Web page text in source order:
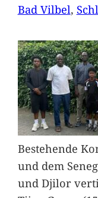
Bad Vilbel,
Bestehende
und dem
und Djilor